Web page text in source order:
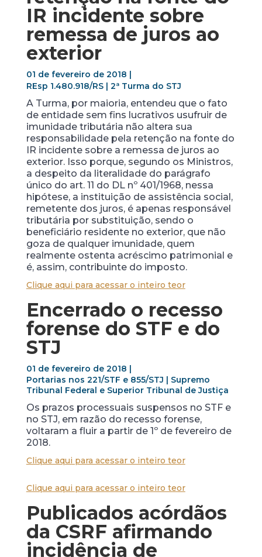
IR incidente sobre
remessa de juros ao
exterior
01 de fevereiro de 2018 |
REsp 1.480.918/RS | 2ª Turma do STJ
A Turma, por maioria, entendeu que o fato
de entidade sem fins lucrativos usufruir de
imunidade tributária não altera sua
responsabilidade pela retenção na fonte do
IR incidente sobre a remessa de juros ao
exterior. Isso porque, segundo os Ministros,
a despeito da literalidade do parágrafo
único do art. 11 do DL nº 401/1968, nessa
hipótese, a instituição de assistência social,
remetente dos juros, é apenas responsável
tributária por substituição, sendo o
beneficiário residente no exterior, que não
goza de qualquer imunidade, quem
realmente ostenta acréscimo patrimonial e
é, assim, contribuinte do imposto.
Clique aqui para acessar o inteiro teor
Encerrado o recesso
forense do STF e do
STJ
01 de fevereiro de 2018 |
Portarias nos 221/STF e 855/STJ | Supremo
Tribunal Federal e Superior Tribunal de Justiça
Os prazos processuais suspensos no STF e
no STJ, em razão do recesso forense,
voltaram a fluir a partir de 1º de fevereiro de
2018.
Clique aqui para acessar o inteiro teor
Clique aqui para acessar o inteiro teor
Publicados acórdãos
da CSRF afirmando
incidência de